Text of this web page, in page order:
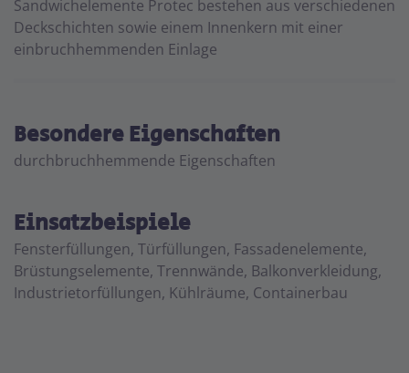
Sandwichelemente Protec bestehen aus verschiedenen
Deckschichten sowie einem Innenkern mit einer
einbruchhemmenden Einlage
Besondere Eigenschaften
durchbruchhemmende Eigenschaften
Einsatzbeispiele
Fensterfüllungen, Türfüllungen, Fassadenelemente,
Brüstungselemente, Trennwände, Balkonverkleidung,
Industrietorfüllungen, Kühlräume, Containerbau